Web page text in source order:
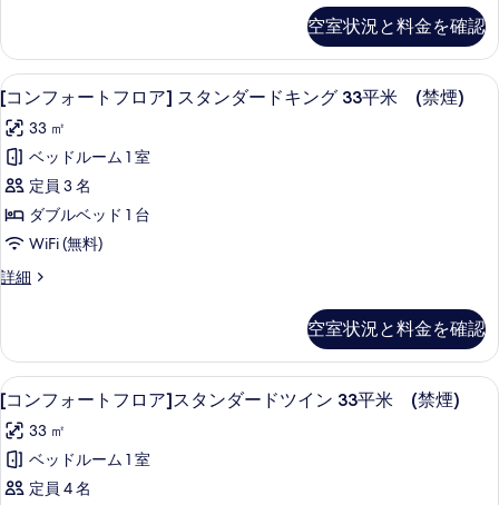
の
写
真
を
表
示
す
る
ク
イ
ー
ン
21
平
米
(禁
煙)
べ
て
の
写
真
ー
ト
フ
ロ
ア]
ク
ー
ン
21
平
米
詳
細
空室状況と料金を確認
[コ
ン
フ
ォ
ー
ト
フ
ロ
ス
タ
ン
ダ
ー
ド
[コンフォートフロア] スタンダード
13
[コンフォートフロア] スタンダードキング 33平米 (禁煙)
33 ㎡
ベッドルーム 1 室
定員 3 名
ダブルベッド 1 台
WiFi (無料)
詳細
[コ
ー
ト
フ
ロ
ア]
ス
ン
空室状況と料金を確認
[コ
ン
フ
ォ
WiFi (無料)、アラーム付き時計、ベッ
14
[コンフォートフロア]スタンダードツイン 33平米 (禁煙)
33 ㎡
ベッドルーム 1 室
定員 4 名